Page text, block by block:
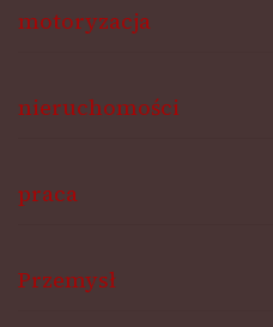
motoryzacja
nieruchomości
praca
Przemysł